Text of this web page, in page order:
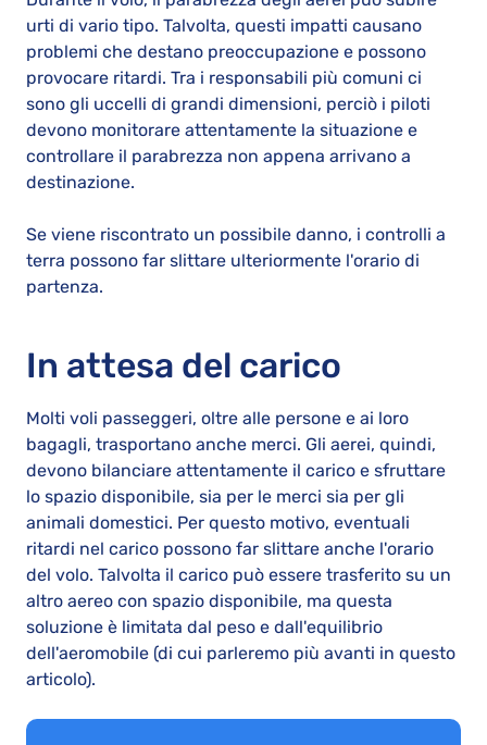
urti di vario tipo. Talvolta, questi impatti causano
problemi che destano preoccupazione e possono
provocare ritardi. Tra i responsabili più comuni ci
sono gli uccelli di grandi dimensioni, perciò i piloti
devono monitorare attentamente la situazione e
controllare il parabrezza non appena arrivano a
destinazione.
Se viene riscontrato un possibile danno, i controlli a
terra possono far slittare ulteriormente l'orario di
partenza.
In attesa del carico
Molti voli passeggeri, oltre alle persone e ai loro
bagagli, trasportano anche merci. Gli aerei, quindi,
devono bilanciare attentamente il carico e sfruttare
lo spazio disponibile, sia per le merci sia per gli
animali domestici. Per questo motivo, eventuali
ritardi nel carico possono far slittare anche l'orario
del volo. Talvolta il carico può essere trasferito su un
altro aereo con spazio disponibile, ma questa
soluzione è limitata dal peso e dall'equilibrio
dell'aeromobile (di cui parleremo più avanti in questo
articolo).